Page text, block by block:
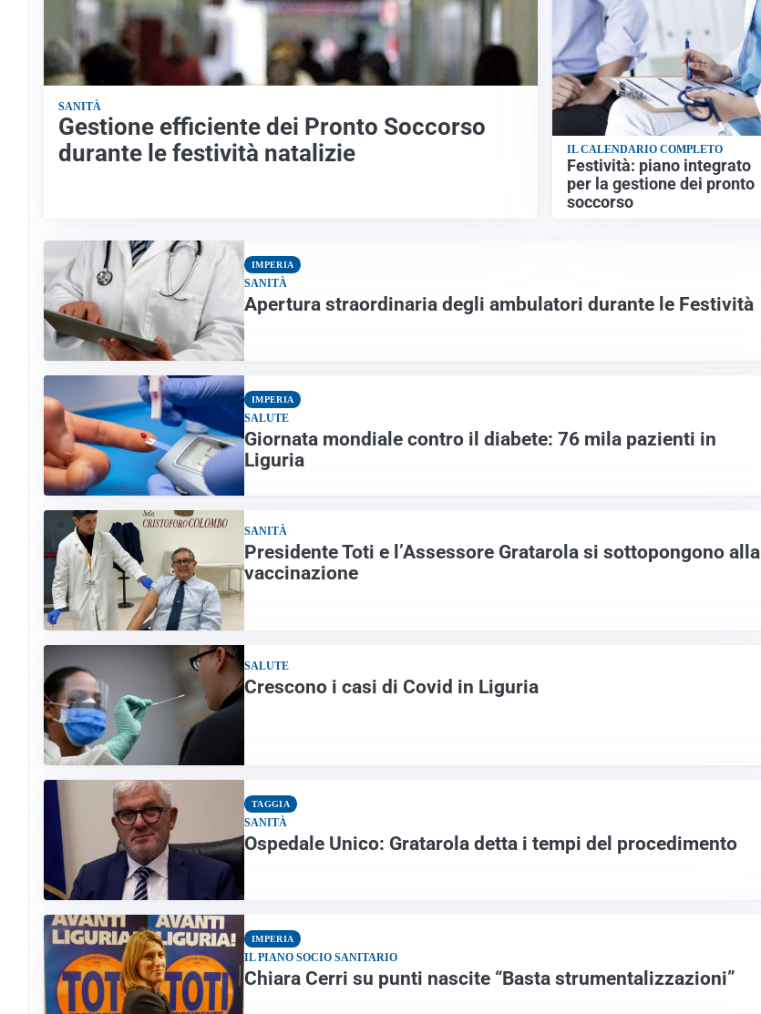
SANITÀ
Gestione efficiente dei Pronto Soccorso
durante le festività natalizie
IL CALENDARIO COMPLETO
Festività: piano integrato
per la gestione dei pronto
soccorso
IMPERIA
SANITÀ
Apertura straordinaria degli ambulatori durante le Festività
IMPERIA
SALUTE
Giornata mondiale contro il diabete: 76 mila pazienti in
Liguria
SANITÀ
Presidente Toti e l’Assessore Gratarola si sottopongono alla
vaccinazione
SALUTE
Crescono i casi di Covid in Liguria
TAGGIA
SANITÀ
Ospedale Unico: Gratarola detta i tempi del procedimento
IMPERIA
IL PIANO SOCIO SANITARIO
Chiara Cerri su punti nascite “Basta strumentalizzazioni”